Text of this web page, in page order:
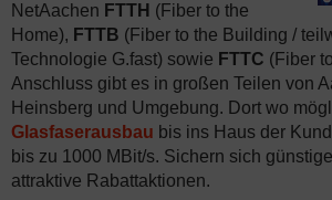
NetAachen FTTH (Fiber to the
Home), FTTB (Fiber to the Building /
Technologie G.fast) sowie FTTC (Fiber
Anschluss gibt es in großen Teilen von
Heinsberg und Umgebung. Dort wo
Glasfaserausbau bis ins Haus der
bis zu 1000 MBit/s. Sichern sich günstige
attraktive Rabattaktionen.